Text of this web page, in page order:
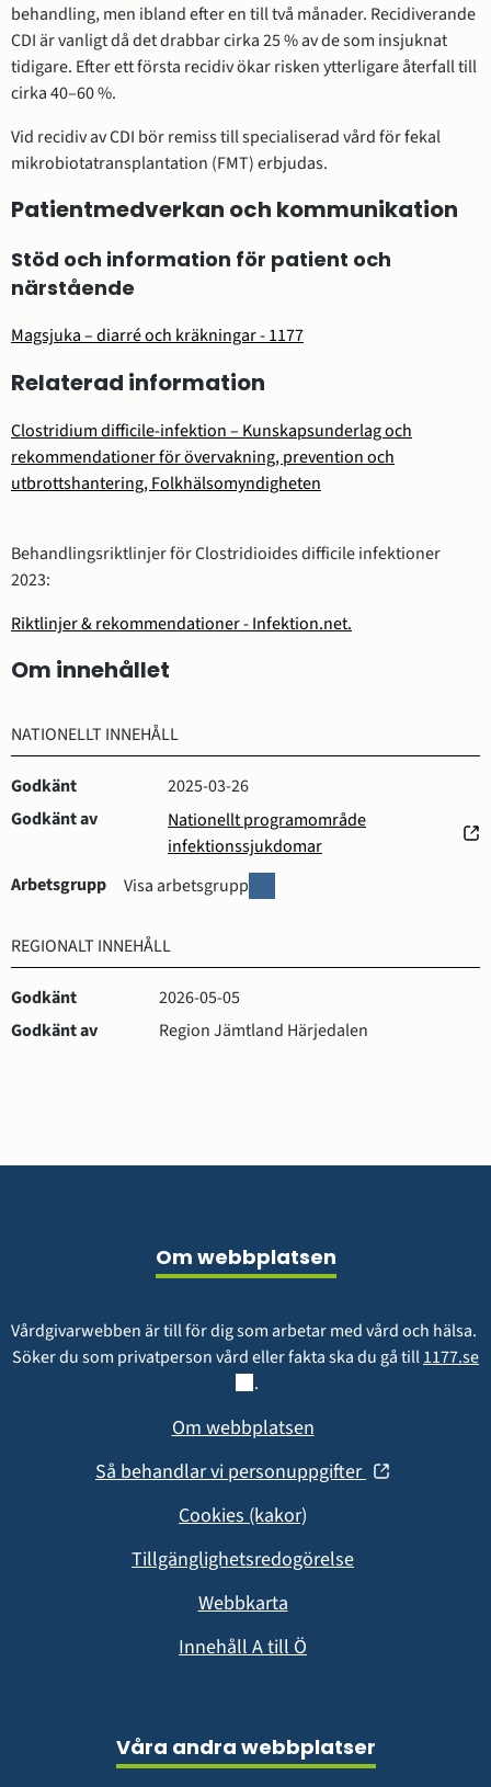
behandling, men ibland efter en till två månader. Recidiverande
CDI är vanligt då det drabbar cirka 25 % av de som insjuknat
tidigare. Efter ett första recidiv ökar risken ytterligare återfall till
cirka 40–60 %.
Vid recidiv av CDI bör remiss till specialiserad vård för fekal
mikrobiotatransplantation (FMT) erbjudas.
Patientmedverkan och kommunikation
Stöd och information för patient och
närstående
Magsjuka – diarré och kräkningar - 1177
Relaterad information
Clostridium difficile-infektion – Kunskapsunderlag och
rekommendationer för övervakning, prevention och
utbrottshantering, Folkhälsomyndigheten
Behandlingsriktlinjer för Clostridioides difficile infektioner
2023:
Riktlinjer & rekommendationer - Infektion.net.
Om innehållet
NATIONELLT INNEHÅLL
Godkänt
2025-03-26
Godkänt av
Nationellt programområde
infektionssjukdomar
(öppnas
nytt
Arbetsgrupp Visa arbetsgrupp
g
REGIONALT INNEHÅLL
Godkänt
2026-05-05
Godkänt av
Region Jämtland Härjedalen
Om webbplatsen
Vårdgivarwebben är till för dig som arbetar med vård och hälsa.
Söker du som privatperson vård eller fakta ska du gå till 1177.se
.
Om webbplatsen
Så behandlar vi personuppgifter (öppnas
Cookies (kakor)
Tillgänglighetsredogörelse
Webbkarta
Innehåll A till Ö
Våra andra webbplatser